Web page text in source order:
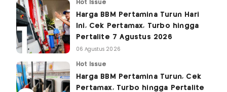
Hot Issue
Harga BBM Pertamina Turun Hari
Ini, Cek Pertamax, Turbo hingga
Pertalite 7 Agustus 2026
06 Agustus 2026
Hot Issue
Harga BBM Pertamina Turun, Cek
Pertamax, Turbo hingga Pertalite